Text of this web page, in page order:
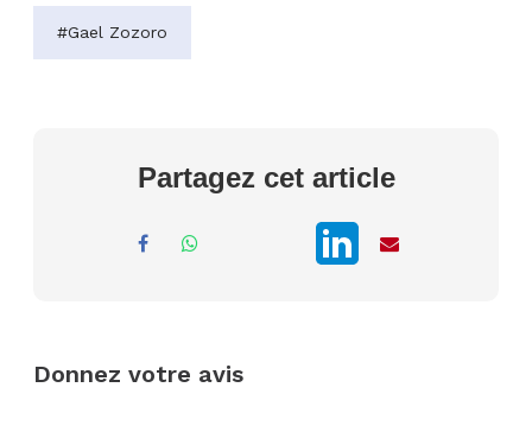
#Gael Zozoro
Partagez cet article
Donnez votre avis